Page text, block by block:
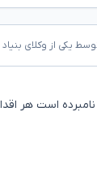
یکی از وکلای بنیاد
است هر